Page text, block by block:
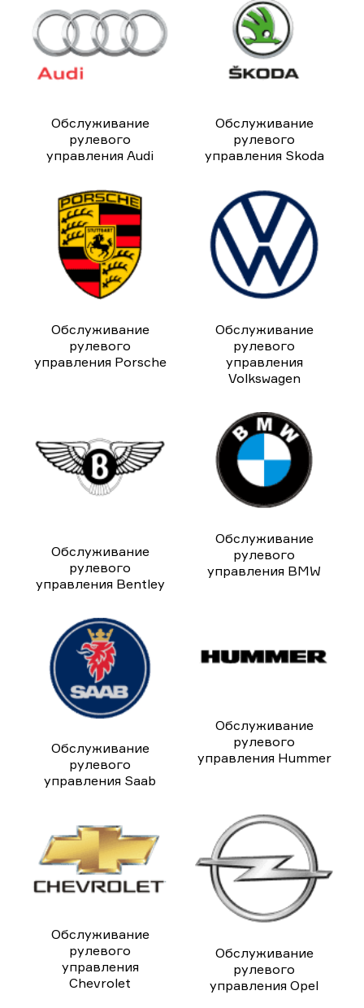
Обслуживание
рулевого
управления Audi
Обслуживание
рулевого
управления Skoda
Обслуживание
рулевого
управления Porsche
Обслуживание
рулевого
управления
Volkswagen
Обслуживание
рулевого
управления Bentley
Обслуживание
рулевого
управления BMW
Обслуживание
рулевого
управления Saab
Обслуживание
рулевого
управления Hummer
Обслуживание
рулевого
управления
Chevrolet
Обслуживание
рулевого
управления Opel